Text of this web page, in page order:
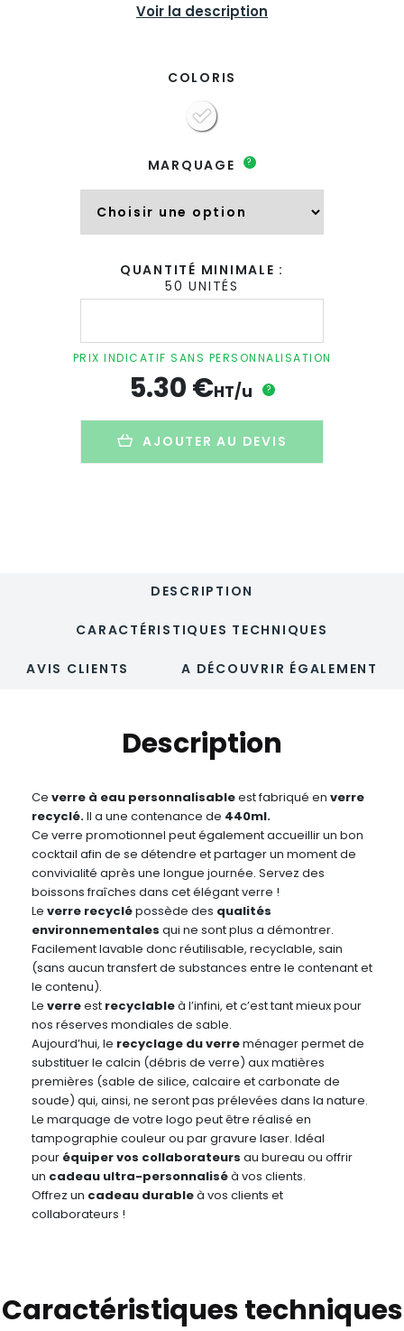
Voir la description
COLORIS
MARQUAGE ?
QUANTITÉ MINIMALE :
50 UNITÉS
quantité
personnalisé
en
BIGRECY
PRIX INDICATIF SANS PERSONNALISATION
5.30€HT/u ?
AJOUTER AU DEVIS
DESCRIPTION
CARACTÉRISTIQUES TECHNIQUES
AVIS CLIENTS A DÉCOUVRIR ÉGALEMENT
Description
Ce verre à eau personnalisableest fabriqué en verre
recyclé.Il a une contenance de 440ml.
Ce verre promotionnel peut également accueillir un bon
cocktail afin de se détendre et partager un moment de
convivialité après une longue journée. Servez des
boissons fraîches dans cet élégant verre !
Le verre recyclépossède des qualités
environnementales qui ne sont plus a démontrer.
Facilement lavable donc réutilisable, recyclable, sain
(sans aucun transfert de substances entre le contenant et
le contenu).
Le verreest recyclableà l’infini, et c’est tant mieux pour
nos réserves mondiales de sable.
Aujourd’hui, le recyclage du verreménager permet de
substituer le calcin (débris de verre) aux matières
premières (sable de silice, calcaire et carbonate de
soude) qui, ainsi, ne seront pas prélevées dans la nature.
Le marquage de votre logo peut être réalisé en
tampographie couleur ou par gravure laser. Idéal
pour équiper vos collaborateurs au bureau ou offrir
un cadeau ultra-personnaliséà vos clients.
Offrez un cadeau durableà vos clients et
collaborateurs !
Caractéristiques techniques